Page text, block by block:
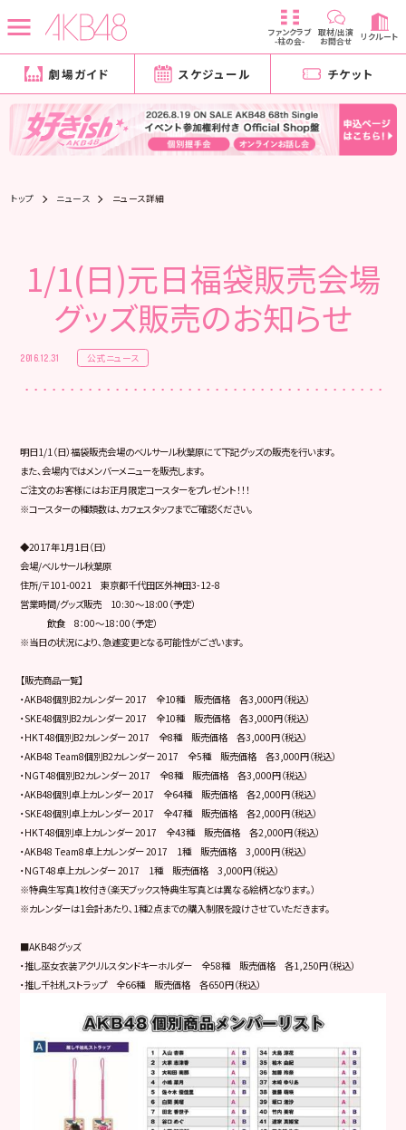
ファンクラブ
-柱の会-
取材/出演
お問合せ リクルート
劇場ガイド スケジュール チケット
トップ ニュース ニュース詳細
1/1(日)元日福袋販売会場
グッズ販売のお知らせ
2016.12.31 公式ニュース
明日1/1（日）福袋販売会場のベルサール秋葉原にて下記グッズの販売を行います。
また、会場内ではメンバーメニューを販売します。
ご注文のお客様にはお正月限定コースターをプレゼント！！！
※コースターの種類数は､カフェスタッフまでご確認ください。
◆2017年1月1日（日）
会場/ベルサール秋葉原
住所/〒101-0021 東京都千代田区外神田3-12-8
営業時間/グッズ販売 10:30～18:00（予定）
飲食 8：00～18：00（予定）
※当日の状況により､急遽変更となる可能性がございます。
【販売商品一覧】
・AKB48個別B2カレンダー 2017 全10種 販売価格 各3,000円（税込）
・SKE48個別B2カレンダー 2017 全10種 販売価格 各3,000円（税込）
・HKT48個別B2カレンダー 2017 全8種 販売価格 各3,000円（税込）
・AKB48 Team8個別B2カレンダー 2017 全5種 販売価格 各3,000円（税込）
・NGT48個別B2カレンダー 2017 全8種 販売価格 各3,000円（税込）
・AKB48個別卓上カレンダー 2017 全64種 販売価格 各2,000円（税込）
・SKE48個別卓上カレンダー 2017 全47種 販売価格 各2,000円（税込）
・HKT48個別卓上カレンダー 2017 全43種 販売価格 各2,000円（税込）
・AKB48 Team8卓上カレンダー 2017 1種 販売価格 3,000円（税込）
・NGT48卓上カレンダー 2017 1種 販売価格 3,000円（税込）
※特典生写真1枚付き（楽天ブックス特典生写真とは異なる絵柄となります。）
※カレンダーは1会計あたり､1種2点までの購入制限を設けさせていただきます。
■AKB48グッズ
・推し巫女衣装アクリルスタンドキーホルダー 全58種 販売価格 各1,250円（税込）
・推し千社札ストラップ 全66種 販売価格 各650円（税込）